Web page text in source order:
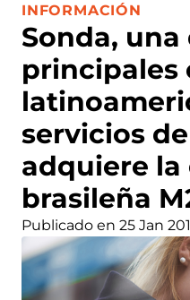
Sonda, una
principales
servicios
adquiere la
brasileña
CATEGORÍA:
INFORMACIÓN
Publicado en 25 Jan